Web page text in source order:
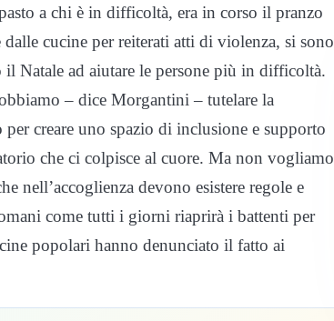
a chi è in difficoltà, era in corso il pranzo
cucine per reiterati atti di violenza, si sono
Natale ad aiutare le persone più in difficoltà.
– dice Morgantini – tutelare la
creare uno spazio di inclusione e supporto
che ci colpisce al cuore. Ma non vogliamo
nell’accoglienza devono esistere regole e
come tutti i giorni riaprirà i battenti per
popolari hanno denunciato il fatto ai